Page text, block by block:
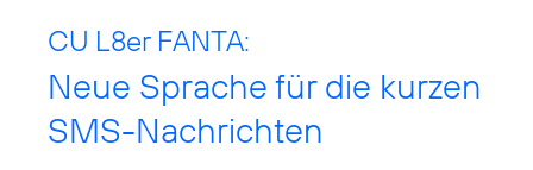
CU L8er FANTA:
Neue Sprache für die kurzen
SMS-Nachrichten